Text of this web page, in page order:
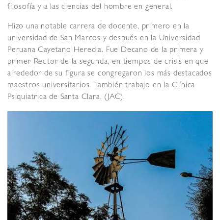
filosofía y a las ciencias del hombre en general.
Hizo una notable carrera de docente, primero en la
universidad de San Marcos y después en la Universidad
Peruana Cayetano Heredia. Fue Decano de la primera y
primer Rector de la segunda, en tiempos de crisis en que
alrededor de su figura se congregaron los más destacados
maestros universitarios. También trabajo en la Clínica
Psiquiatrica de Santa Clara. (JAC).